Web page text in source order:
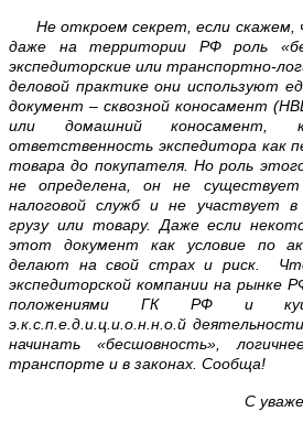
Не откроем секрет, если скажем,
даже на территории РФ роль
экспедиторские или транспортно-
деловой практике они используют
документ – сквозной коносамент (HBL
или домашний коносамент,
ответственность экспедитора как
товара до покупателя. Но роль
не определена, он не
налоговой служб и не участвует
грузу или товару. Даже если
этот документ как условие по
делают на свой страх и риск.
экспедиторской компании на рынке
положениями ГК РФ и
э.к.с.п.е.д.и.ц.и.о.н.н.о.й
начинать «бесшовность»,
транспорте и в законах. Сообща!
С